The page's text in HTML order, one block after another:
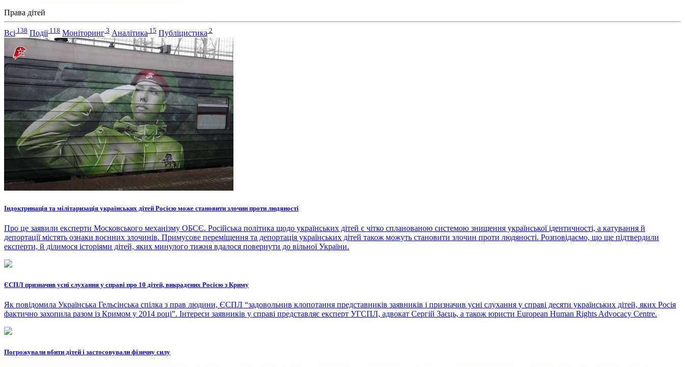
Права дітей
Всі 138 Події118 Моніторинг 3 Аналітика 15 Публіцистика 2
Індоктринація та мілітаризація українських дітей Росією може становити злочин проти людяності
Про це заявили експерти Московського механізму ОБСЄ. Російська політика щодо українських дітей є чітко спланованою системою знищення української ідентичності, а катування й
депортації містять ознаки воєнних злочинів. Примусове переміщення та депортація українських дітей також можуть становити злочин проти людяності. Розповідаємо, що ще підтвердили
експерти, й ділимося історіями дітей, яких минулого тижня вдалося повернути до вільної України.
ЄСПЛ призначив усні слухання у справі про 10 дітей, викрадених Росією з Криму
Як повідомила Українська Гельсінська спілка з прав людини, ЄСПЛ “задовольнив клопотання представників заявників і призначив усні слухання у справі десяти українських дітей, яких Росія
фактично захопила разом із Кримом у 2014 році”. Інтереси заявників у справі представляє експерт УГСПЛ, адвокат Сергій Заєць, а також юристи European Human Rights Advocacy Centre.
Погрожували вбити дітей і застосовували фізичну силу